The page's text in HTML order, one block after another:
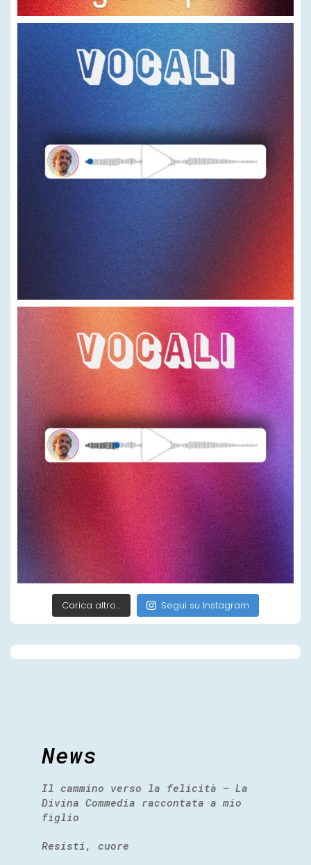
Carica altro… Segui su Instagram
News
Il cammino verso la felicità – La
Divina Commedia raccontata a mio
figlio
Resisti, cuore